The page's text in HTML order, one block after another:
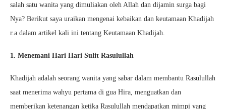
salah satu wanita yang dimuliakan oleh Allah dan dijamin surga bagi
Nya? Berikut saya uraikan mengenai kebaikan dan keutamaan Khadijah
r.a dalam artikel kali ini tentang Keutamaan Khadijah.
1. Menemani Hari Hari Sulit Rasulullah
Khadijah adalah seorang wanita yang sabar dalam membantu Rasulullah
saat menerima wahyu pertama di gua Hira, menguatkan dan
memberikan ketenangan ketika Rasulullah mendapatkan mimpi yang